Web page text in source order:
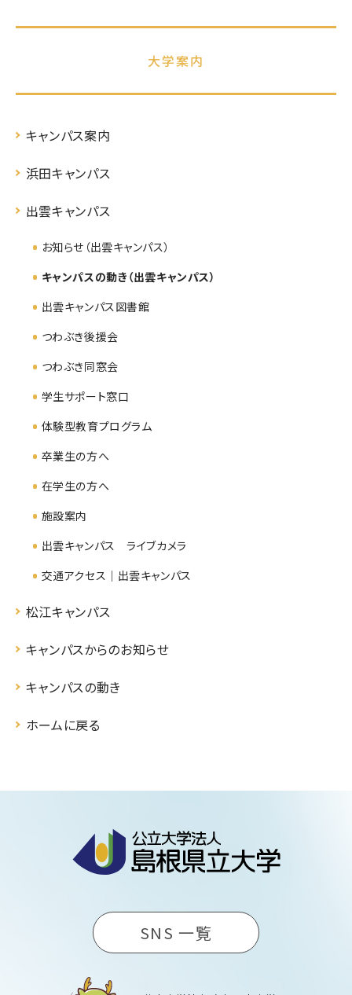
大学案内
キャンパス案内
浜田キャンパス
出雲キャンパス
お知らせ（出雲キャンパス）
キャンパスの動き（出雲キャンパス）
出雲キャンパス図書館
つわぶき後援会
つわぶき同窓会
学生サポート窓口
体験型教育プログラム
卒業生の方へ
在学生の方へ
施設案内
出雲キャンパス ライブカメラ
交通アクセス｜出雲キャンパス
松江キャンパス
キャンパスからのお知らせ
キャンパスの動き
ホームに戻る
SNS 一覧